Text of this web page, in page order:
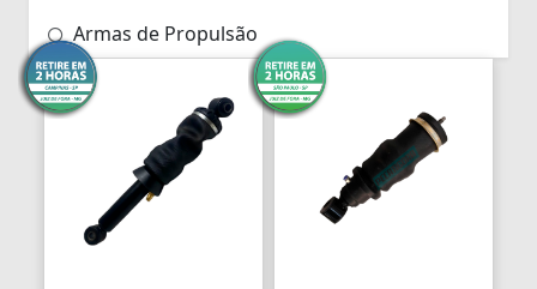
Armas de Propulsão
Armações
Arrastes